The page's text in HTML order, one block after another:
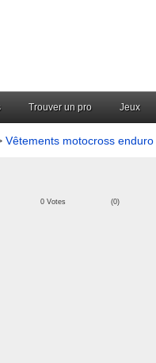
Trouver un pro Jeux
Vêtements motocross enduro
0 Votes (0)